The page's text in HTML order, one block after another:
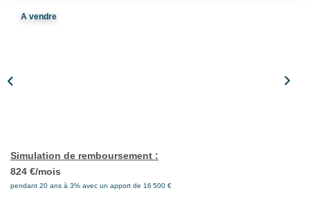
EXTRANET
A vendre
Simulation de remboursement :
824 €/mois
pendant 20 ans à 3% avec un apport de 16 500 €